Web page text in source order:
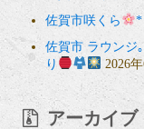
佐賀市咲くら
*
佐賀市 ラウン
り
2026
アーカイブ